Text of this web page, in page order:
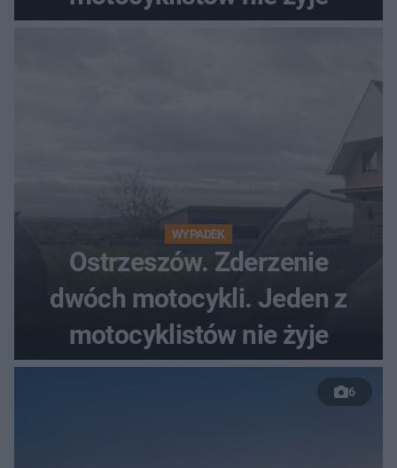
WYPADEK
Ostrzeszów. Zderzenie
dwóch motocykli. Jeden z
motocyklistów nie żyje
6